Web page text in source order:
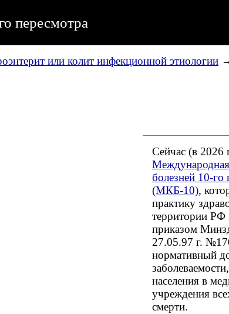
пересмотра
или колит инфекционной этиологии
Сейчас (в 2026
болезней 10-го
(МКБ-10),
практику
территории РФ
приказом
27.05.97 г.
нормативный
населения в
учреждения
смерти.